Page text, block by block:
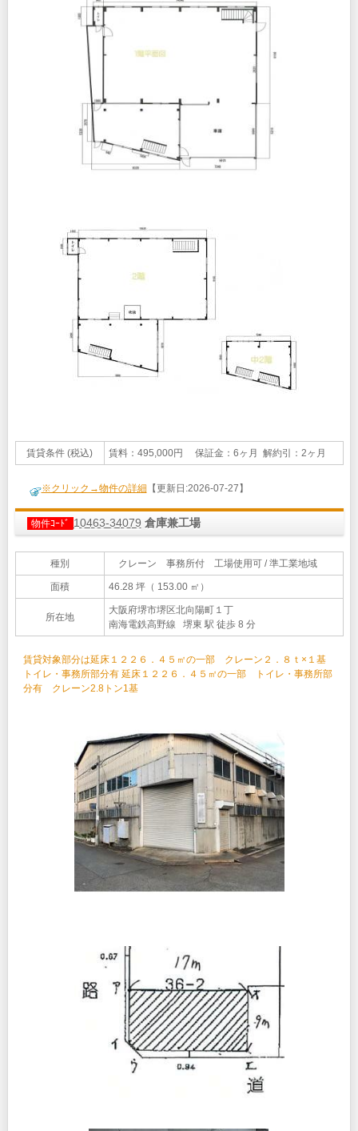
賃貸条件 (税込) 賃料：495,000円 保証金：6ヶ月 解約引：2ヶ月
※クリック→物件の詳細 【更新日:2026-07-27】
物件ｺｰﾄﾞ 10463-34079 倉庫兼工場
種別 クレーン 事務所付 工場使用可 / 準工業地域
面積 46.28 坪（ 153.00 ㎡）
所在地
大阪府堺市堺区北向陽町１丁
南海電鉄高野線 堺東 駅 徒歩 8 分
賃貸対象部分は延床１２２６．４５㎡の一部 クレーン２．８ｔ×１基
トイレ・事務所部分有 延床１２２６．４５㎡の一部 トイレ・事務所部
分有 クレーン2.8トン1基